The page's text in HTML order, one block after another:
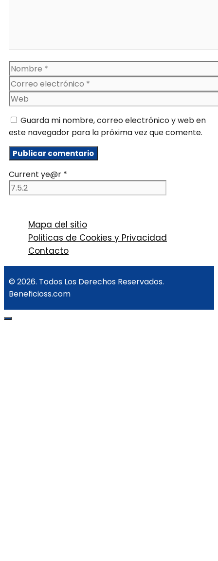
Nombre
Correo
electrónico
Web
Guarda mi nombre, correo electrónico y web en
este navegador para la próxima vez que comente.
Current ye@r *
Mapa del sitio
Politicas de Cookies y Privacidad
Contacto
© 2026. Todos Los Derechos Reservados.
Beneficioss.com
Cerrar